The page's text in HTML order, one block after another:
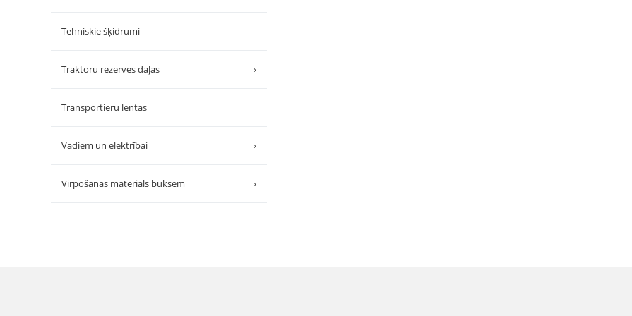
Tehniskie šķidrumi
Traktoru rezerves daļas ›
Transportieru lentas
Vadiem un elektrībai ›
Virpošanas materiāls buksēm ›